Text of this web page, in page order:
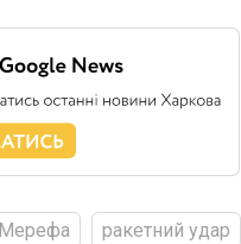
Мерефа
ракетний удар